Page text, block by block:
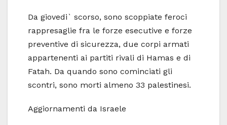
Da giovedi` scorso, sono scoppiate feroci
rappresaglie fra le forze esecutive e forze
preventive di sicurezza, due corpi armati
appartenenti ai partiti rivali di Hamas e di
Fatah. Da quando sono cominciati gli
scontri, sono morti almeno 33 palestinesi.
Aggiornamenti da Israele